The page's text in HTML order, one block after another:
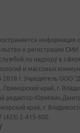
информация
о регистрации
по надзору в
и массовых
2018 г. Учредитель ООО
край, г.
редактор Юркевич
край, г.
(423) 2-415-600.